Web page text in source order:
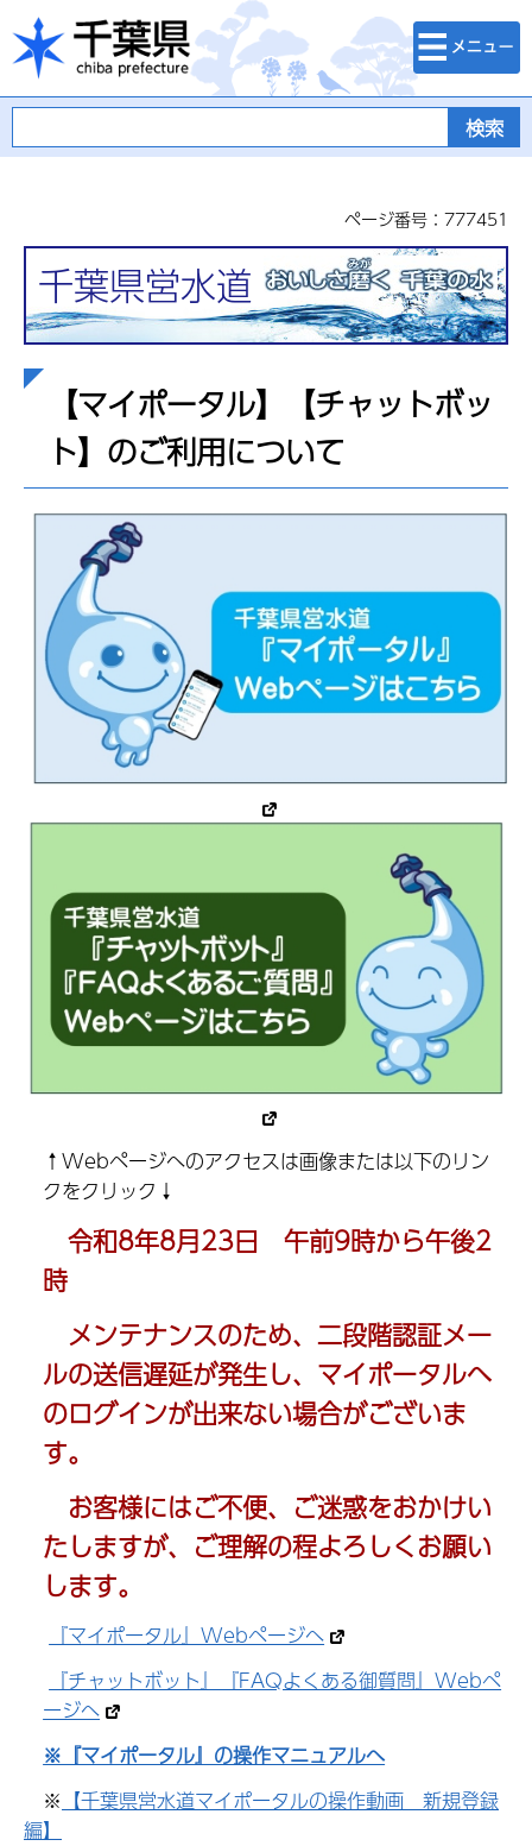
千葉県
検索・メニュ
ー
ページ番号：777451
千葉県営水道
【マイポータル】【チャットボッ
ト】のご利用について
↑Webページへのアクセスは画像または以下のリン
クをクリック↓
令和8年8月23日 午前9時から午後2
時
メンテナンスのため、二段階認証メー
ルの送信遅延が発生し、マイポータルへ
のログインが出来ない場合がございま
す。
お客様にはご不便、ご迷惑をおかけい
たしますが、ご理解の程よろしくお願い
します。
『マイポータル』Webページへ
『チャットボット』『FAQよくある御質問』Webペ
ージへ
※『マイポータル』の操作マニュアルへ
※ 【千葉県営水道マイポータルの操作動画 新規登録
編】